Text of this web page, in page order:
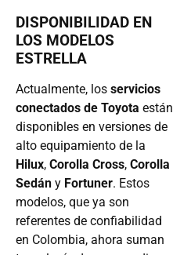
DISPONIBILIDAD EN
LOS MODELOS
ESTRELLA
Actualmente, los servicios
conectados de Toyota están
disponibles en versiones de
alto equipamiento de la
Hilux, Corolla Cross, Corolla
Sedán y Fortuner. Estos
modelos, que ya son
referentes de confiabilidad
en Colombia, ahora suman